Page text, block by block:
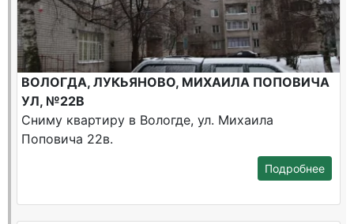
ВОЛОГДА, ЛУКЬЯНОВО, МИХАИЛА ПОПОВИЧА
УЛ, №22В
Сниму квартиру в Вологде, ул. Михаила
Поповича 22в.
Подробнее